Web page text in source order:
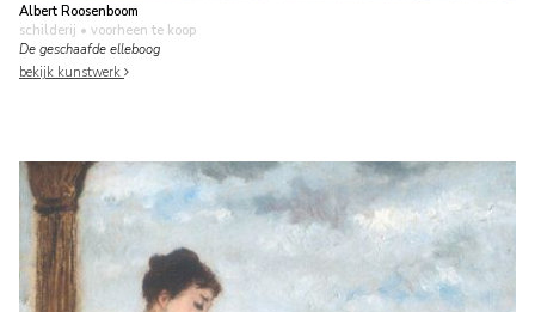
Albert Roosenboom
schilderij • voorheen te koop
De geschaafde elleboog
bekijk kunstwerk